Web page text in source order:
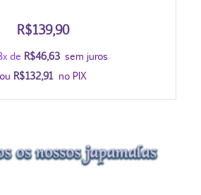
R$139,90
de R$46,63 sem juros
ou R$132,91 no PIX